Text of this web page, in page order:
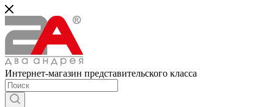
Интернет-магазин представительского класса